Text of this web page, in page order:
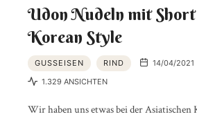
Udon Nudeln mit
Korean Style
GUSSEISEN RIND 14/04/2021
1.329 ANSICHTEN
Wir haben uns etwas bei der